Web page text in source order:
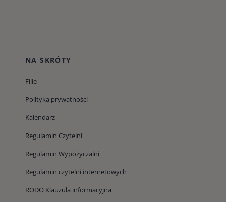
NA SKRÓTY
Filie
Polityka prywatności
Kalendarz
Regulamin Czytelni
Regulamin Wypożyczalni
Regulamin czytelni internetowych
RODO Klauzula informacyjna